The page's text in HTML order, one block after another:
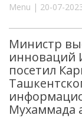
Menu | 20-07-
Министр
инноваций
посетил
Мухаммада